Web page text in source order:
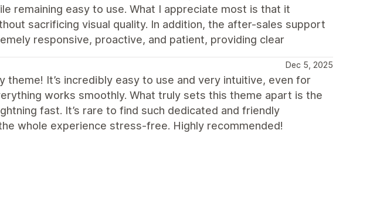
remaining easy to use. What I appreciate most is that it
sacrificing visual quality. In addition, the after-sales support
responsive, proactive, and patient, providing clear
Dec 5, 2025
theme! It’s incredibly easy to use and very intuitive, even for
works smoothly. What truly sets this theme apart is the
fast. It’s rare to find such dedicated and friendly
whole experience stress-free. Highly recommended!